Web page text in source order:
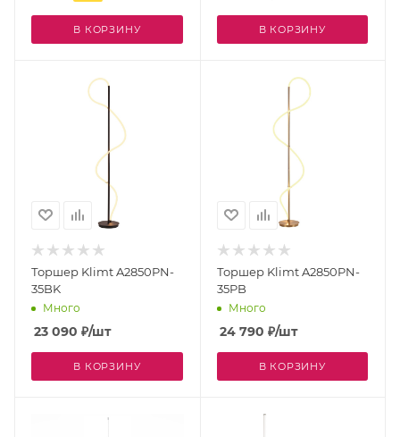
В КОРЗИНУ В КОРЗИНУ
Торшер Klimt A2850PN-
35BK
Много
23 090 ₽/шт
В КОРЗИНУ
Торшер Klimt A2850PN-
35PB
Много
24 790 ₽/шт
В КОРЗИНУ